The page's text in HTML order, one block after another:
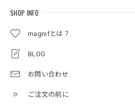
SHOP INFO
magnifとは？
BLOG
お問い合わせ
ご注文の前に